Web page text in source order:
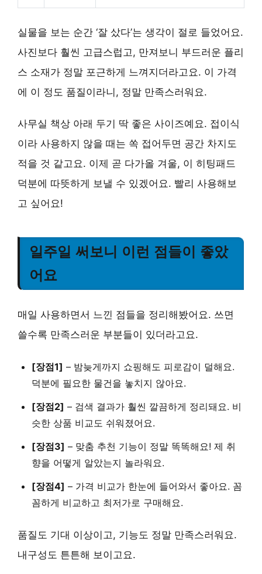
실물을 보는 순간 ‘잘 샀다’는 생각이 절로 들었어요.
사진보다 훨씬 고급스럽고, 만져보니 부드러운 플리
스 소재가 정말 포근하게 느껴지더라고요. 이 가격
에 이 정도 품질이라니, 정말 만족스러워요.
사무실 책상 아래 두기 딱 좋은 사이즈예요. 접이식
이라 사용하지 않을 때는 쏙 접어두면 공간 차지도
적을 것 같고요. 이제 곧 다가올 겨울, 이 히팅패드
덕분에 따뜻하게 보낼 수 있겠어요. 빨리 사용해보
고 싶어요!
일주일 써보니 이런 점들이 좋았
어요
매일 사용하면서 느낀 점들을 정리해봤어요. 쓰면
쓸수록 만족스러운 부분들이 있더라고요.
[장점1] – 밤늦게까지 쇼핑해도 피로감이 덜해요.
덕분에 필요한 물건을 놓치지 않아요.
[장점2] – 검색 결과가 훨씬 깔끔하게 정리돼요. 비
슷한 상품 비교도 쉬워졌어요.
[장점3] – 맞춤 추천 기능이 정말 똑똑해요! 제 취
향을 어떻게 알았는지 놀라워요.
[장점4] – 가격 비교가 한눈에 들어와서 좋아요. 꼼
꼼하게 비교하고 최저가로 구매해요.
품질도 기대 이상이고, 기능도 정말 만족스러워요.
내구성도 튼튼해 보이고요.